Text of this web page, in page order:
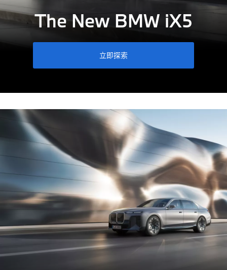
The New BMW iX5
立即探索